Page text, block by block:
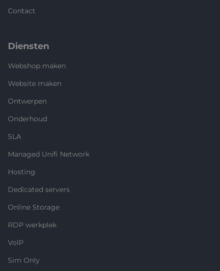
Contact
Diensten
Webshop maken
Website maken
Ontwerpen
Onderhoud
SLA
Managed Unifi Network
Hosting
Dedicated servers
Online Storage
RDP werkplek
VoIP
Sim Only